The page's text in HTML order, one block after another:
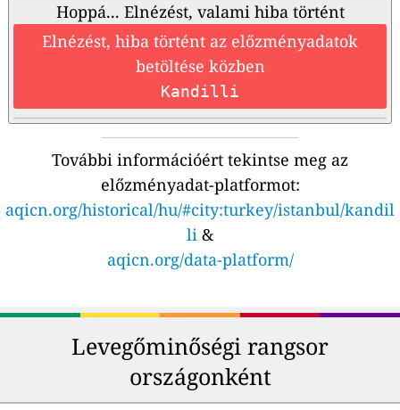
Hoppá... Elnézést, valami hiba történt
Elnézést, hiba történt az előzményadatok
betöltése közben
Kandilli
További információért tekintse meg az
előzményadat-platformot:
aqicn.org/historical/hu/#city:turkey/istanbul/kandil
li &
aqicn.org/data-platform/
Levegőminőségi rangsor
országonként